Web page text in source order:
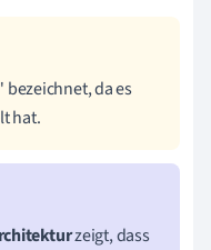
da es
hat.
zeigt, dass